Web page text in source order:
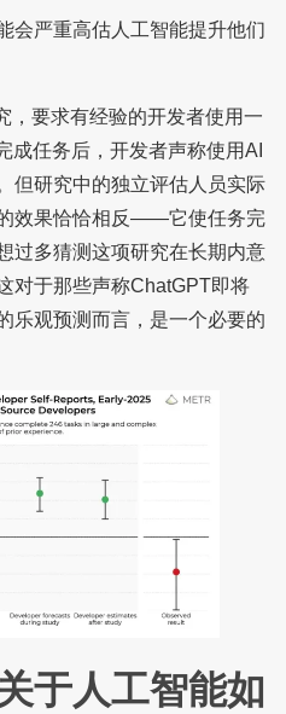
会严重高估人工智能提升他们
，要求有经验的开发者使用一
成任务后，开发者声称使用AI
但研究中的独立评估人员实际
效果恰恰相反——它使任务完
过多猜测这项研究在长期内意
对于那些声称ChatGPT即将
乐观预测而言，是一个必要的
于人工智能如